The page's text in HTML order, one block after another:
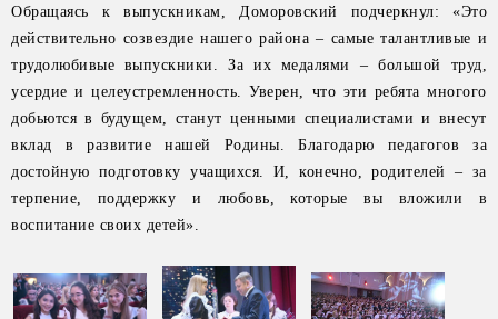
Обращаясь к выпускникам, Доморовский подчеркнул: «Это
действительно созвездие нашего района – самые талантливые и
трудолюбивые выпускники. За их медалями – большой труд,
усердие и целеустремленность. Уверен, что эти ребята многого
добьются в будущем, станут ценными специалистами и внесут
вклад в развитие нашей Родины. Благодарю педагогов за
достойную подготовку учащихся. И, конечно, родителей – за
терпение, поддержку и любовь, которые вы вложили в
воспитание своих детей».